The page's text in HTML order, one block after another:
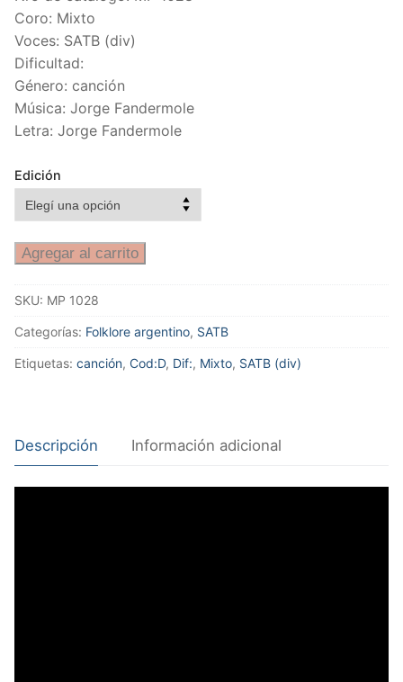
Coro: Mixto
Voces: SATB (div)
Dificultad:
Género: canción
Música: Jorge Fandermole
Letra: Jorge Fandermole
Edición
Agregar al carrito
SKU: MP 1028
Categorías: Folklore argentino, SATB
Etiquetas: canción, Cod:D, Dif:, Mixto, SATB (div)
Descripción Información adicional